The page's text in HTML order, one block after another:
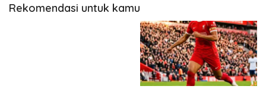
Rekomendasi untuk kamu